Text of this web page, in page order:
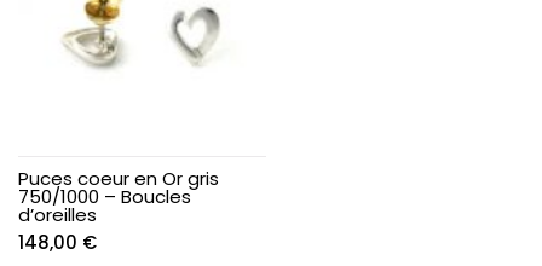
Puces coeur en Or gris
750/1000 – Boucles
d’oreilles
148,00 €